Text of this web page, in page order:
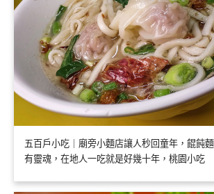
五百戶小吃｜廟旁小麵店讓人秒回童年，餛飩
有靈魂，在地人一吃就是好幾十年，桃園小吃